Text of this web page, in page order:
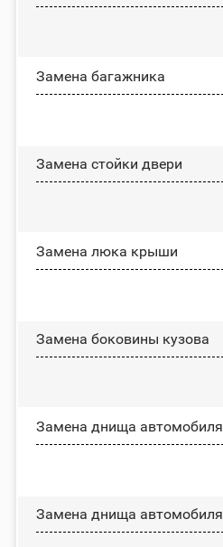
Замена багажника
Зaмeнa cтoйĸи двepи
Зaмeнa люĸa ĸpыши
Замена боковины кузова
Замена днища автомобиля
Замена днища автомобиля